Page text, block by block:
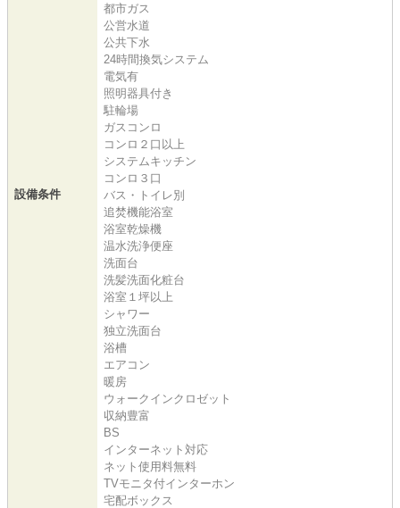
設備条件
都市ガス
公営水道
公共下水
24時間換気システム
電気有
照明器具付き
駐輪場
ガスコンロ
コンロ２口以上
システムキッチン
コンロ３口
バス・トイレ別
追焚機能浴室
浴室乾燥機
温水洗浄便座
洗面台
洗髪洗面化粧台
浴室１坪以上
シャワー
独立洗面台
浴槽
エアコン
暖房
ウォークインクロゼット
収納豊富
BS
インターネット対応
ネット使用料無料
TVモニタ付インターホン
宅配ボックス